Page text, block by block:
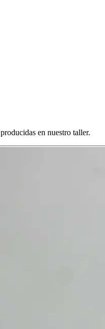
producidas en nuestro taller.